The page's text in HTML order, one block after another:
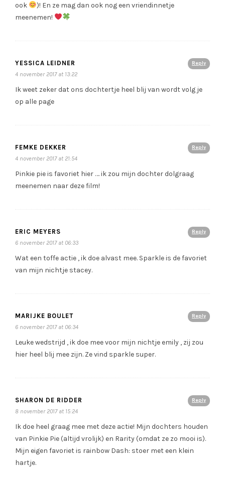
ook
)! En ze mag dan ook nog een vriendinnetje
meenemen!
Reply
YESSICA LEIDNER
4 november 2017 at 13:22
Ik weet zeker dat ons dochtertje heel blij van wordt volg je
op alle page
Reply
FEMKE DEKKER
4 november 2017 at 21:54
Pinkie pie is favoriet hier …. ik zou mijn dochter dolgraag
meenemen naar deze film!
Reply
ERIC MEYERS
6 november 2017 at 06:33
Wat een toffe actie , ik doe alvast mee. Sparkle is de favoriet
van mijn nichtje stacey.
Reply
MARIJKE BOULET
6 november 2017 at 06:34
Leuke wedstrijd , ik doe mee voor mijn nichtje emily , zij zou
hier heel blij mee zijn. Ze vind sparkle super.
Reply
SHARON DE RIDDER
8 november 2017 at 15:24
Ik doe heel graag mee met deze actie! Mijn dochters houden
van Pinkie Pie (altijd vrolijk) en Rarity (omdat ze zo mooi is).
Mijn eigen favoriet is rainbow Dash: stoer met een klein
hartje.